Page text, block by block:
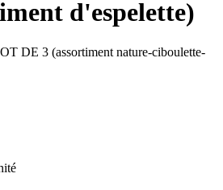
d'espelette)